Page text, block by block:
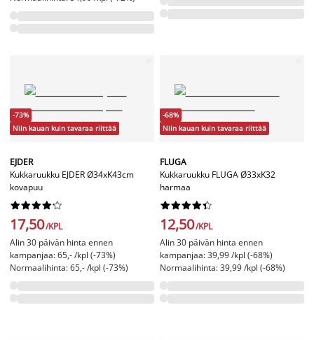
-73%
Niin kauan kuin tavaraa riittää
EJDER
Kukkaruukku EJDER Ø34xK43cm
kovapuu






17,50/KPL
Alin 30 päivän hinta ennen
kampanjaa: 65,- /kpl (-73%)
Normaalihinta: 65,- /kpl (-73%)
-68%
Niin kauan kuin tavaraa riittää
FLUGA
Kukkaruukku FLUGA Ø33xK32
harmaa






12,50/KPL
Alin 30 päivän hinta ennen
kampanjaa: 39,99 /kpl (-68%)
Normaalihinta: 39,99 /kpl (-68%)